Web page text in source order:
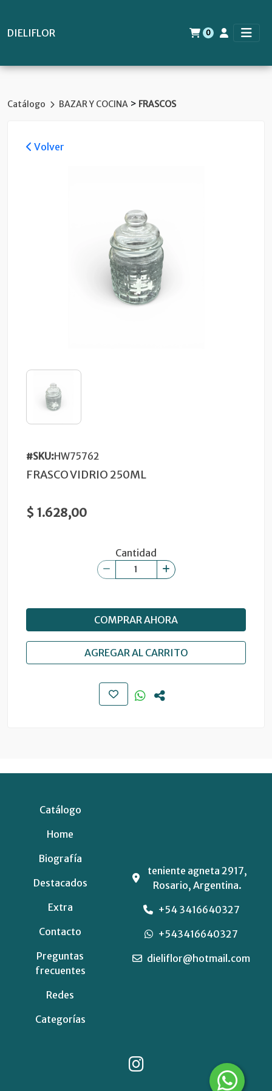
DIELIFLOR 0
Catálogo BAZAR Y COCINA > FRASCOS
Volver
#SKU:HW75762
FRASCO VIDRIO 250ML
$ 1.628,00
Cantidad
COMPRAR AHORA
AGREGAR AL CARRITO
Catálogo
Home
Biografía
Destacados
Extra
Contacto
Preguntas
frecuentes
Redes
Categorías
teniente agneta 2917,
Rosario, Argentina.
+54 3416640327
+543416640327
dieliflor@hotmail.com